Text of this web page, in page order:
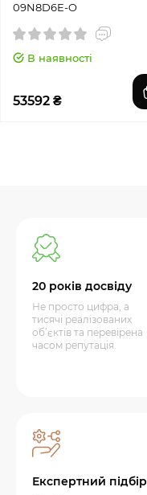
09N8D6E-O
В наявності
53592 ₴
20 років досвіду
Не просто цифра, а
тисячі реалізованих
об’єктів та перевірена
часом репутація.
Експертний підбір